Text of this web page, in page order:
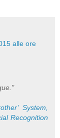
alle ore
System,
Recognition